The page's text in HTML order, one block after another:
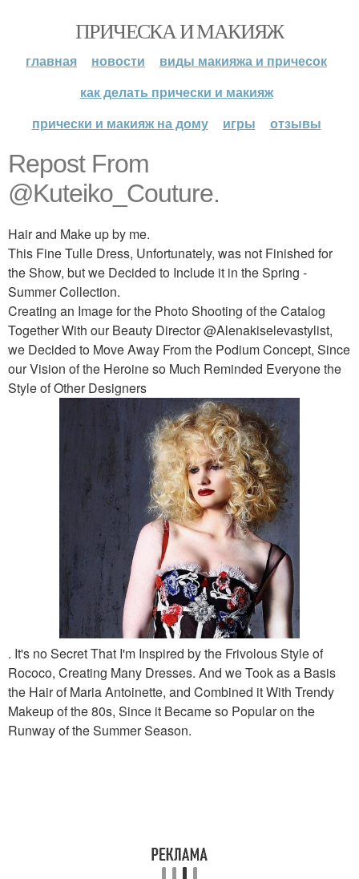
ПРИЧЕСКА И МАКИЯЖ
главная новости
виды макияжа и причесок
как делать прически и макияж
прически и макияж на дому
игры отзывы
Repost From
@Kuteiko_Couture.
Hair and Make up by me.
This Fine Tulle Dress, Unfortunately, was not Finished for
the Show, but we Decided to Include it in the Spring -
Summer Collection.
Creating an Image for the Photo Shooting of the Catalog
Together With our Beauty Director @Alenakiselevastylist,
we Decided to Move Away From the Podium Concept, Since
our Vision of the Heroine so Much Reminded Everyone the
Style of Other Designers
. It's no Secret That I'm Inspired by the Frivolous Style of
Rococo, Creating Many Dresses. And we Took as a Basis
the Hair of Maria Antoinette, and Combined it With Trendy
Makeup of the 80s, Since it Became so Popular on the
Runway of the Summer Season.